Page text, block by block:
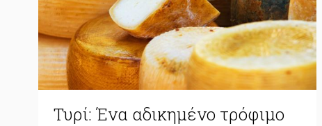
Τυρί: Ένα αδικημένο τρόφιμο